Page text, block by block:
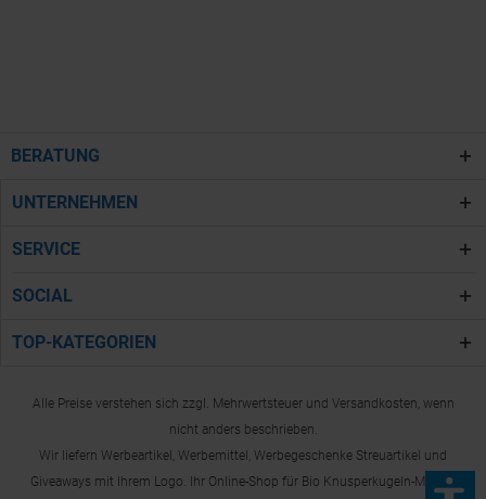
BERATUNG
UNTERNEHMEN
SERVICE
SOCIAL
TOP-KATEGORIEN
Alle Preise verstehen sich zzgl. Mehrwertsteuer und Versandkosten, wenn
nicht anders beschrieben.
Wir liefern Werbeartikel, Werbemittel, Werbegeschenke Streuartikel und
Giveaways mit Ihrem Logo. Ihr Online-Shop für Bio Knusperkugeln-Mix, ca.